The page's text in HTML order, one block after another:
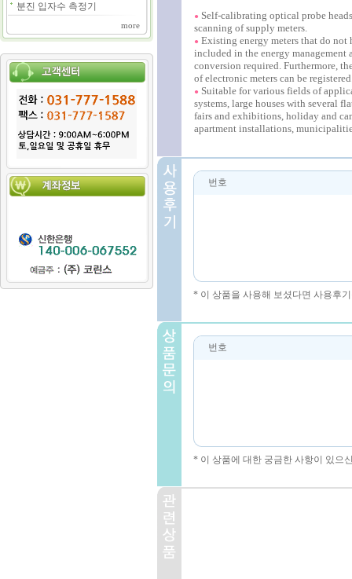
분진 입자수 측정기
more
● Self-calibrating optical probe
scanning of supply meters.
● Existing energy meters that do not
included in the energy management
conversion required. Furthermore,
of electronic meters can be
● Suitable for various fields of
systems, large houses with several
fairs and exhibitions, holiday and
apartment installations,
번호
* 이 상품을 사용해 보셨다면 사용후
번호
* 이 상품에 대한 궁금한 사항이 있으